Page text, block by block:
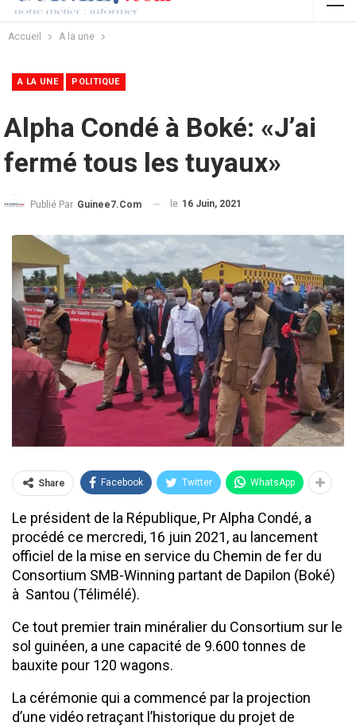
Accueil A la une
A LA UNE POLITIQUE
Alpha Condé à Boké: «J’ai
fermé tous les tuyaux»
Publié Par Guinee7.com le 16 Juin, 2021
Share Facebook Twitter WhatsApp
Le président de la République, Pr Alpha Condé, a
procédé ce mercredi, 16 juin 2021, au lancement
officiel de la mise en service du Chemin de fer du
Consortium SMB-Winning partant de Dapilon (Boké)
à Santou (Télimélé).
Ce tout premier train minéralier du Consortium sur le
sol guinéen, a une capacité de 9.600 tonnes de
bauxite pour 120 wagons.
La cérémonie qui a commencé par la projection
d’une vidéo retraçant l’historique du projet de